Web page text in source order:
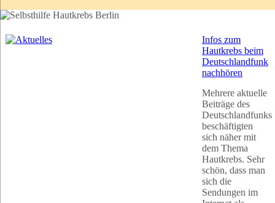
Infos zum
Hautkrebs beim
Deutschlandfunk
nachhören
Mehrere aktuelle
Beiträge des
Deutschlandfunks
beschäftigten
sich näher mit
dem Thema
Hautkrebs. Sehr
schön, dass man
sich die
Sendungen im